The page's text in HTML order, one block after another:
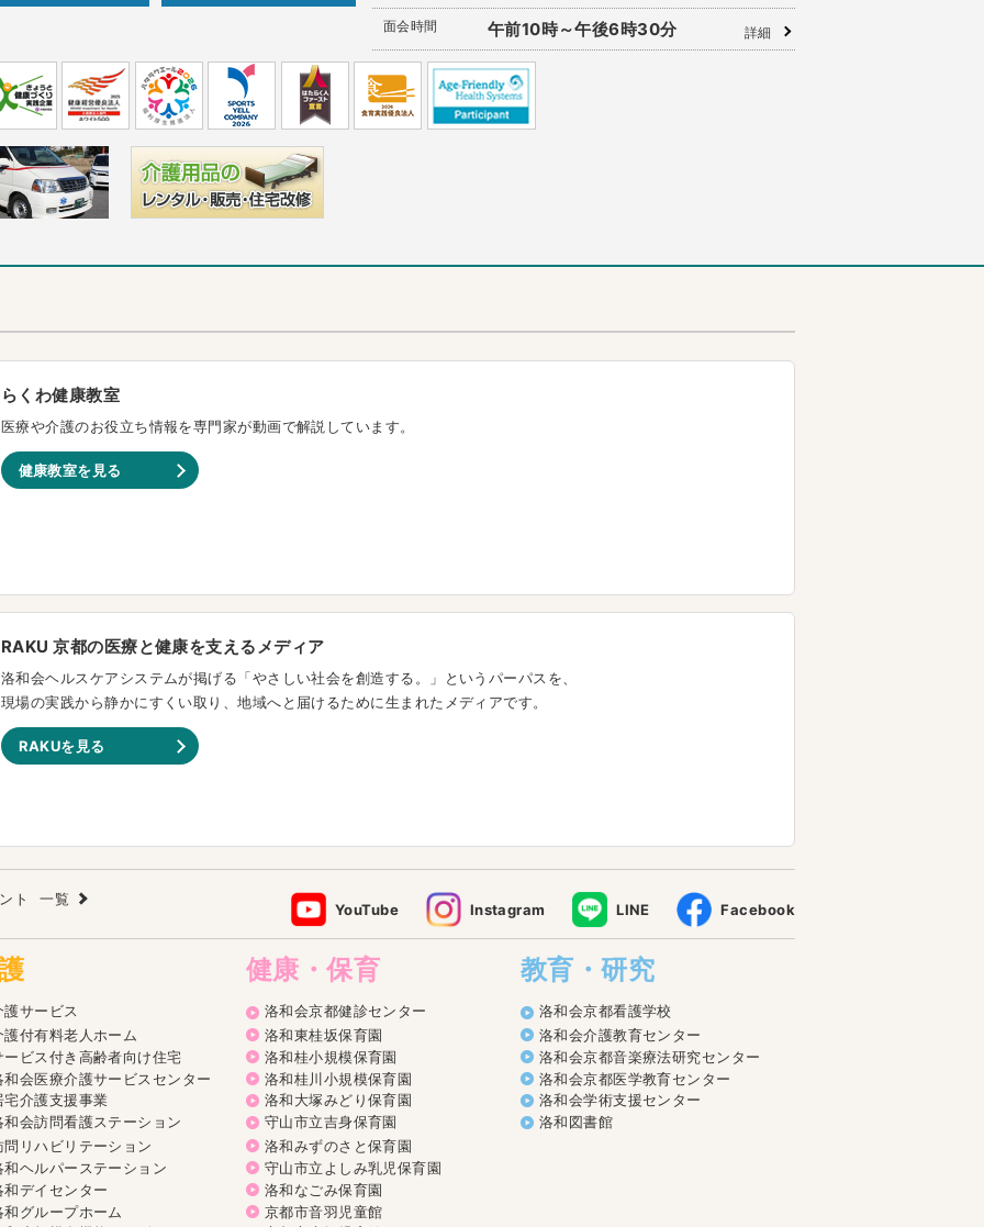
面会時間 午前10時～午後6時30分 詳細
らくわ健康教室
医療や介護のお役立ち情報を専門家が動画で解説しています。
健康教室を見る
RAKU 京都の医療と健康を支えるメディア
洛和会ヘルスケアシステムが掲げる「やさしい社会を創造する。」というパーパスを、
現場の実践から静かにすくい取り、地域へと届けるために生まれたメディアです。
RAKUを見る
ト 一覧
YouTube Instagram LINE Facebook
護サービス
護付有料老人ホーム
ービス付き高齢者向け住宅
和会医療介護サービスセンター
宅介護支援事業
和会訪問看護ステーション
問リハビリテーション
和ヘルパーステーション
和デイセンター
和グループホーム
健康・保育
洛和会京都健診センター
洛和東桂坂保育園
洛和桂小規模保育園
洛和桂川小規模保育園
洛和大塚みどり保育園
守山市立吉身保育園
洛和みずのさと保育園
守山市立よしみ乳児保育園
洛和なごみ保育園
京都市音羽児童館
教育・研究
洛和会京都看護学校
洛和会介護教育センター
洛和会京都音楽療法研究センター
洛和会京都医学教育センター
洛和会学術支援センター
洛和図書館